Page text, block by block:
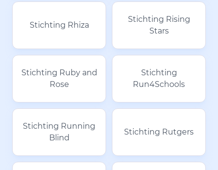
Stichting Rhiza
Stichting Rising
Stars
Stichting Ruby and
Rose
Stichting
Run4Schools
Stichting Running
Blind
Stichting Rutgers